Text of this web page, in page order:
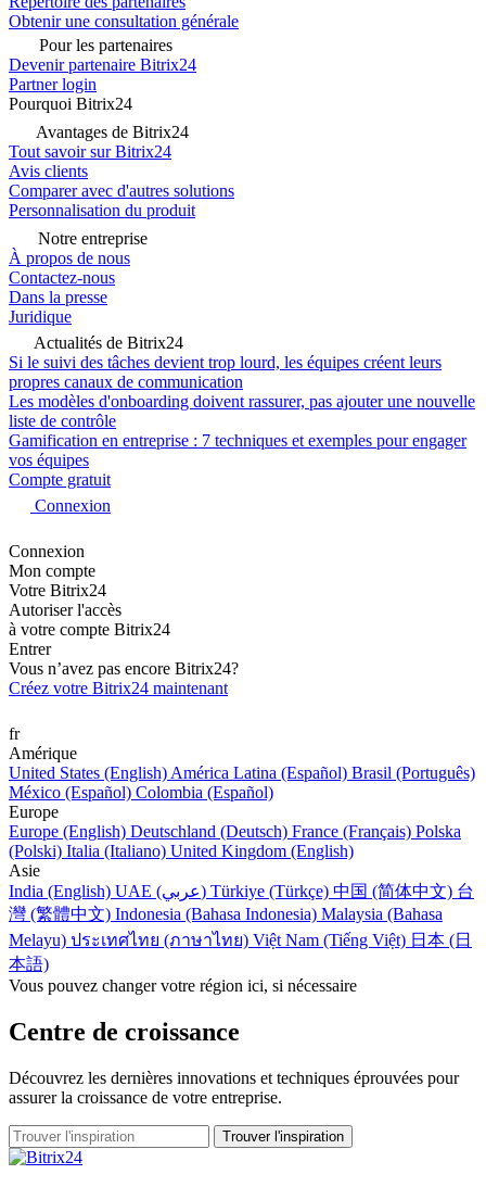
Obtenir une consultation générale
Pour les partenaires
Devenir partenaire Bitrix24
Partner login
Pourquoi Bitrix24
Avantages de Bitrix24
Tout savoir sur Bitrix24
Avis clients
Comparer avec d'autres solutions
Personnalisation du produit
Notre entreprise
À propos de nous
Contactez-nous
Dans la presse
Juridique
Actualités de Bitrix24
Si le suivi des tâches devient trop lourd, les équipes créent leurs
propres canaux de communication
Les modèles d'onboarding doivent rassurer, pas ajouter une nouvelle
liste de contrôle
Gamification en entreprise : 7 techniques et exemples pour engager
vos équipes
Compte gratuit
Connexion
Connexion
Mon compte
Votre Bitrix24
Autoriser l'accès
à votre compte Bitrix24
Entrer
Vous n’avez pas encore Bitrix24?
Créez votre Bitrix24 maintenant
fr
Amérique
United States (English) América Latina (Español) Brasil (Português)
México (Español) Colombia (Español)
Europe
Europe (English) Deutschland (Deutsch) France (Français) Polska
(Polski) Italia (Italiano) United Kingdom (English)
Asie
India (English)
UAE (عربي) Türkiye (Türkçe) 中国 (简体中文) 台
灣 (繁體中文) Indonesia (Bahasa Indonesia) Malaysia (Bahasa
Melayu) ประเทศไทย (ภาษาไทย) Việt Nam (Tiếng Việt) 日本 (日
本語)
Vous pouvez changer votre région ici, si nécessaire
Centre de croissance
Découvrez les dernières innovations et techniques éprouvées pour
assurer la croissance de votre entreprise.